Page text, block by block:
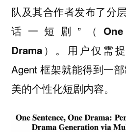
队及其合作者发布了分
话一短剧”（
Drama） 。用户仅需
Agent 框架就能得到一
美的个性化短剧内容。